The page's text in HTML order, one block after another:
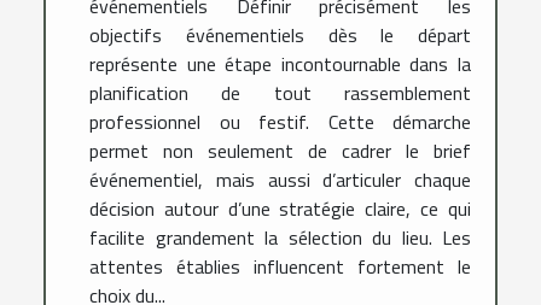
événementiels Définir précisément les
objectifs événementiels dès le départ
représente une étape incontournable dans la
planification de tout rassemblement
professionnel ou festif. Cette démarche
permet non seulement de cadrer le brief
événementiel, mais aussi d’articuler chaque
décision autour d’une stratégie claire, ce qui
facilite grandement la sélection du lieu. Les
attentes établies influencent fortement le
choix du...